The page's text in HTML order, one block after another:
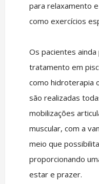
para relaxamento
como exercícios
Os pacientes
tratamento em
como hidroterapia
são realizadas
mobilizações
muscular, com a
meio que
proporcionando
estar e prazer.